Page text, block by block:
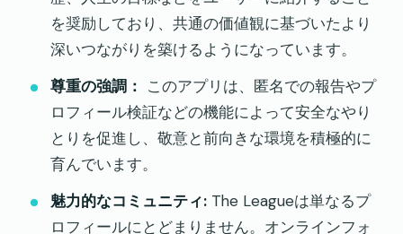
を奨励しており、共通の価値観に基づいたより
深いつながりを築けるようになっています。
尊重の強調： このアプリは、匿名での報告やプ
ロフィール検証などの機能によって安全なやり
とりを促進し、敬意と前向きな環境を積極的に
育んでいます。
魅力的なコミュニティ: The Leagueは単なるプ
ロフィールにとどまりません。オンラインフォ